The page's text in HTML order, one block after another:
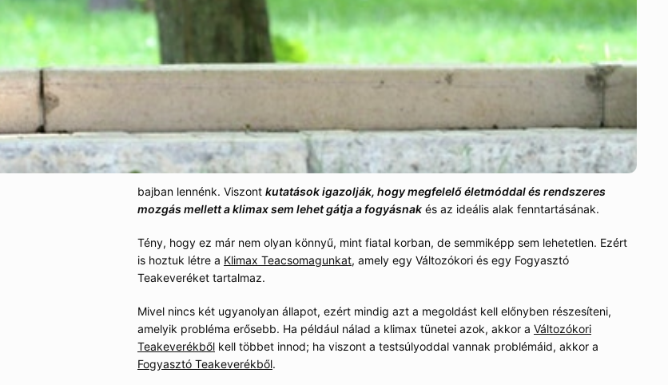
bajban lennénk. Viszont kutatások igazolják, hogy megfelelő életmóddal és rendszeres
mozgás mellett a klimax sem lehet gátja a fogyásnakés az ideális alak fenntartásának.
Tény, hogy ez már nem olyan könnyű, mint fiatal korban, de semmiképp sem lehetetlen. Ezért
is hoztuk létre a Klimax Teacsomagunkat, amely egy Változókori és egy Fogyasztó
Teakeveréket tartalmaz.
Mivel nincs két ugyanolyan állapot, ezért mindig azt a megoldást kell előnyben részesíteni,
amelyik probléma erősebb. Ha például nálad a klimax tünetei azok, akkor a Változókori
Teakeverékbőlkell többet innod; ha viszont a testsúlyoddal vannak problémáid, akkor a
Fogyasztó Teakeverékből.